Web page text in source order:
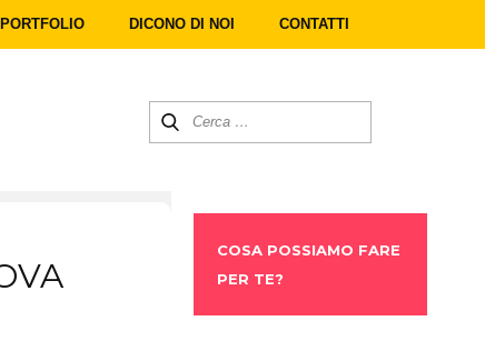
PORTFOLIO DICONO DI NOI CONTATTI
COSA POSSIAMO FARE
PER TE?